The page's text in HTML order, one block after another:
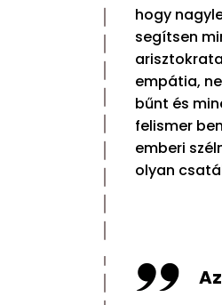
hogy
segítsen
empátia,
bűnt és
felismer
emberi
olyan